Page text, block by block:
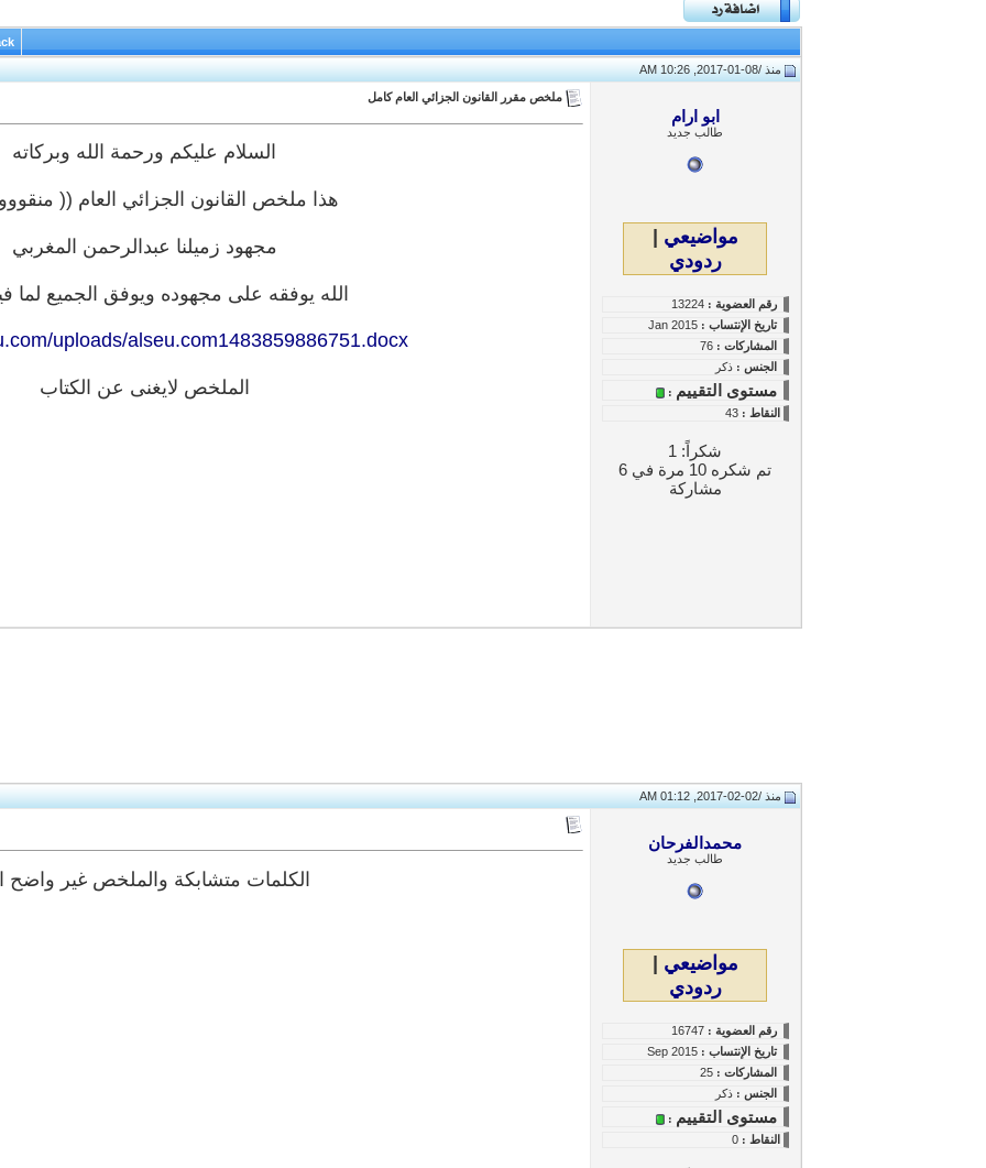
منذ /08-01-2017, 10:26 AM
ابو ارام
طالب جديد
مواضيعي |
ردودي
رقم العضوية :13224
تاريخ الإنتساب :
Jan 2015
المشاركات :76
الجنس :ذكر
مستوى التقييم :
النقاط :
43
شكراً: 1
تم شكره 10 مرة في 6
مشاركة
ملخص مقرر القانون الجزائي العام كامل
السلام عليكم ورحمة الله وبركاته
هذا ملخص القانون الجزائي العام ((
مجهود زميلنا عبدالرحمن المغربي
الله يوفقه على مجهوده ويوفق الجميع لما
uploads/alseu.com1483859886751.docx
الملخص لايغنى عن الكتاب
منذ /02-02-2017, 01:12 AM
محمدالفرحان
طالب جديد
مواضيعي
ردودي
رقم العضوية :16747
تاريخ الإنتساب :
Sep 2015
المشاركات :25
الجنس :ذكر
مستوى التقييم :
النقاط :
0
الكلمات متشابكة والملخص غير واضح